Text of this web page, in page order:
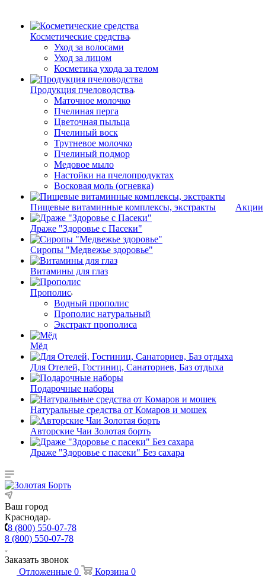
Косметические средства
Уход за волосами
Уход за лицом
Косметика ухода за телом
Продукция пчеловодства
Маточное молочко
Пчелиная перга
Цветочная пыльца
Пчелиный воск
Трутневое молочко
Пчелиный подмор
Медовое мыло
Настойки на пчелопродуктах
Восковая моль (огневка)
Пищевые витаминные комплексы, экстракты
Драже "Здоровье с Пасеки"
Сиропы "Медвежье здоровье"
Витамины для глаз
Прополис
Водный прополис
Прополис натуральный
Экстракт прополиса
Мёд
Для Отелей, Гостиниц, Санаториев, Баз отдыха
Подарочные наборы
Натуральные средства от Комаров и мошек
Авторские Чаи Золотая борть
Драже "Здоровье с пасеки" Без сахара
Акции
Ваш город
Краснодар
8 (800) 550-07-78
8 (800) 550-07-78
Заказать звонок
Отложенные 0 Корзина 0